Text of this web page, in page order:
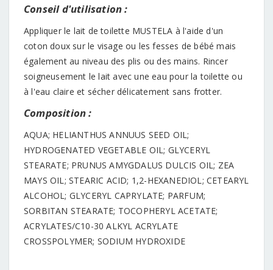
Conseil d'utilisation :
Appliquer le lait de toilette MUSTELA à l'aide d'un
coton doux sur le visage ou les fesses de bébé mais
également au niveau des plis ou des mains. Rincer
soigneusement le lait avec une eau pour la toilette ou
à l'eau claire et sécher délicatement sans frotter.
Composition :
AQUA; HELIANTHUS ANNUUS SEED OIL;
HYDROGENATED VEGETABLE OIL; GLYCERYL
STEARATE; PRUNUS AMYGDALUS DULCIS OIL; ZEA
MAYS OIL; STEARIC ACID; 1,2-HEXANEDIOL; CETEARYL
ALCOHOL; GLYCERYL CAPRYLATE; PARFUM;
SORBITAN STEARATE; TOCOPHERYL ACETATE;
ACRYLATES/C10-30 ALKYL ACRYLATE
CROSSPOLYMER; SODIUM HYDROXIDE